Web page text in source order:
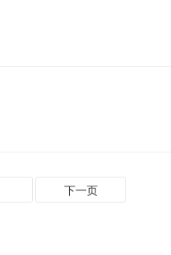
下一页